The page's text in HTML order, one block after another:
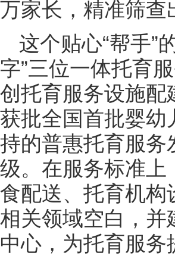
万家长，精准筛查
这个贴心“帮手”
字”三位一体托育
创托育服务设施配
获批全国首批婴幼
持的普惠托育服务
级。在服务标准上
食配送、托育机
相关领域空白，并
中心，为托育服